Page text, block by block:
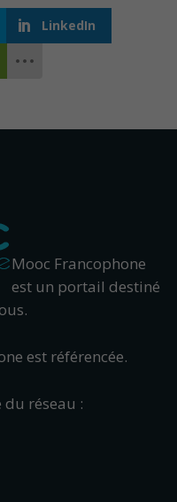
LinkedIn
Mooc Francophone
est un portail destiné
est référencée.
réseau :